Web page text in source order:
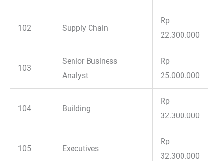
102 Supply Chain
Rp
22.300.000
103
Senior Business
Analyst
Rp
25.000.000
104 Building
Rp
32.300.000
105 Executives
Rp
32.300.000